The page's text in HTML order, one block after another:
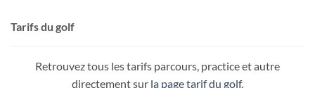
Tarifs du golf
Retrouvez tous les tarifs parcours, practice et autre
directement sur la page tarif du golf.